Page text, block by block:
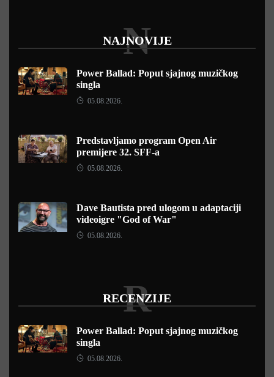
NAJNOVIJE
N
Power Ballad: Poput sjajnog muzičkog
singla
05.08.2026.
Predstavljamo program Open Air
premijere 32. SFF-a
05.08.2026.
Dave Bautista pred ulogom u adaptaciji
videoigre "God of War"
05.08.2026.
RECENZIJE
R
Power Ballad: Poput sjajnog muzičkog
singla
05.08.2026.